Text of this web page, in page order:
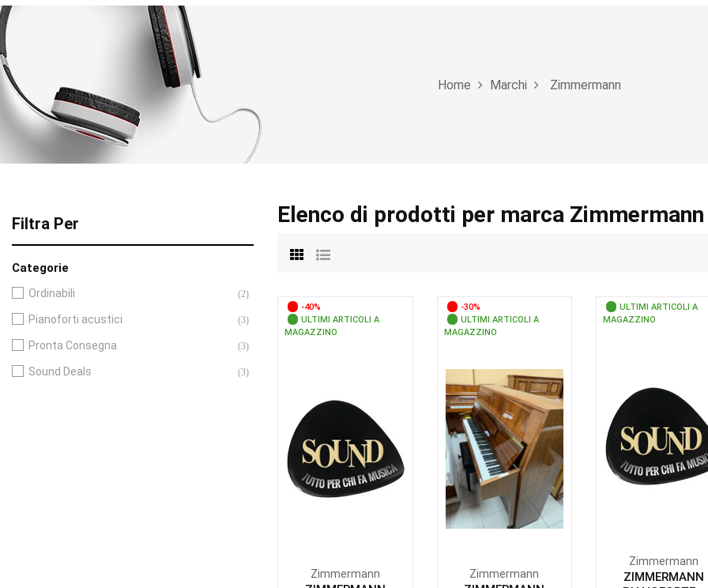
Home Marchi Zimmermann
Filtra Per
Categorie
Ordinabili (2)
Pianoforti acustici (3)
Pronta Consegna (3)
Sound Deals (3)
Elenco di prodotti per marca Zimmermann
-40%
ULTIMI ARTICOLI A
MAGAZZINO
Zimmermann
-30%
ULTIMI ARTICOLI A
MAGAZZINO
Zimmermann
ULTIMI ARTICOLI A
MAGAZZINO
Zimmermann
ZIMMERMANN